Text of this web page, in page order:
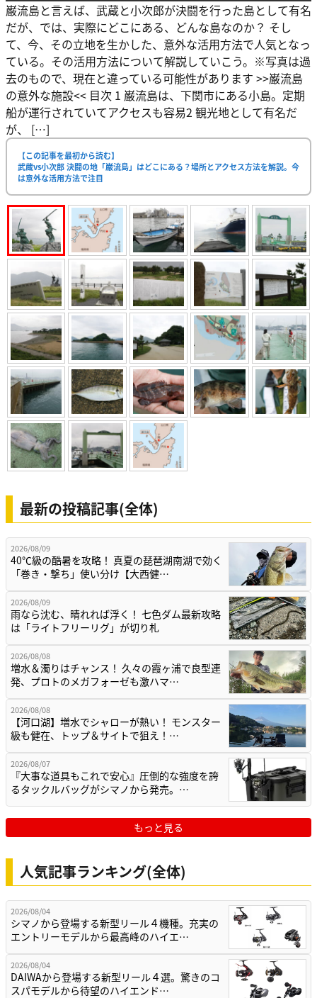
巌流島と言えば、武蔵と小次郎が決闘を行った島として有名
だが、では、実際にどこにある、どんな島なのか？ そし
て、今、その立地を生かした、意外な活用方法で人気となっ
ている。その活用方法について解説していこう。※写真は過
去のもので、現在と違っている可能性があります >>巌流島
の意外な施設<< 目次 1 巌流島は、下関市にある小島。定期
船が運行されていてアクセスも容易2 観光地として有名だ
が、 […]
【この記事を最初から読む】
武蔵vs小次郎 決闘の地「巌流島」はどこにある？場所とアクセス方法を解説。今
は意外な活用方法で注目
最新の投稿記事(全体)
2026/08/09
40℃級の酷暑を攻略！ 真夏の琵琶湖南湖で効く
「巻き・撃ち」使い分け【大西健…
2026/08/09
雨なら沈む、晴れれば浮く！ 七色ダム最新攻略
は「ライトフリーリグ」が切り札
2026/08/08
増水＆濁りはチャンス！ 久々の霞ヶ浦で良型連
発、プロトのメガフォーゼも激ハマ…
2026/08/08
【河口湖】増水でシャローが熱い！ モンスター
級も健在、トップ＆サイトで狙え！…
2026/08/07
『大事な道具もこれで安心』圧倒的な強度を誇
るタックルバッグがシマノから発売。…
もっと見る
人気記事ランキング(全体)
2026/08/04
シマノから登場する新型リール４機種。充実の
エントリーモデルから最高峰のハイエ…
2026/08/04
DAIWAから登場する新型リール４選。驚きのコ
スパモデルから待望のハイエンド…